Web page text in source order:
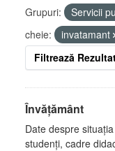
Grupuri: Servicii
cheie:
invatamant
Filtrează
Învățământ
Date despre
studenți, cadre